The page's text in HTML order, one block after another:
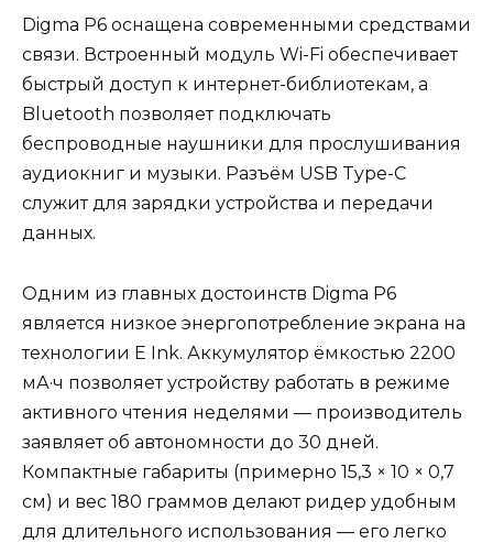
Digma P6 оснащена современными средствами
связи. Встроенный модуль Wi-Fi обеспечивает
быстрый доступ к интернет-библиотекам, а
Bluetooth позволяет подключать
беспроводные наушники для прослушивания
аудиокниг и музыки. Разъём USB Type-C
служит для зарядки устройства и передачи
данных.
Одним из главных достоинств Digma P6
является низкое энергопотребление экрана на
технологии E Ink. Аккумулятор ёмкостью 2200
мА·ч позволяет устройству работать в режиме
активного чтения неделями — производитель
заявляет об автономности до 30 дней.
Компактные габариты (примерно 15,3 × 10 × 0,7
см) и вес 180 граммов делают ридер удобным
для длительного использования — его легко